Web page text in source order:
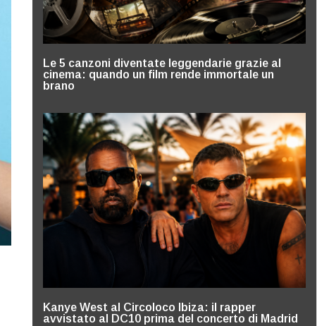
Le 5 canzoni diventate leggendarie grazie al
cinema: quando un film rende immortale un
brano
Kanye West al Circoloco Ibiza: il rapper
avvistato al DC10 prima del concerto di Madrid